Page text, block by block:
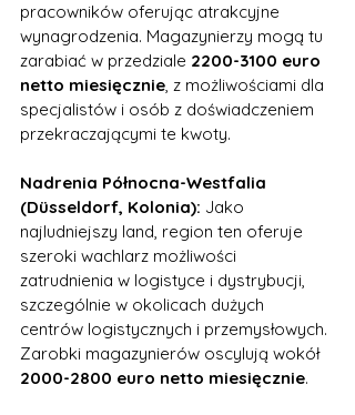
pracowników oferując atrakcyjne
wynagrodzenia. Magazynierzy mogą tu
zarabiać w przedziale 2200-3100 euro
netto miesięcznie, z możliwościami dla
specjalistów i osób z doświadczeniem
przekraczającymi te kwoty.
Nadrenia Północna-Westfalia
(Düsseldorf, Kolonia): Jako
najludniejszy land, region ten oferuje
szeroki wachlarz możliwości
zatrudnienia w logistyce i dystrybucji,
szczególnie w okolicach dużych
centrów logistycznych i przemysłowych.
Zarobki magazynierów oscylują wokół
2000-2800 euro netto miesięcznie.